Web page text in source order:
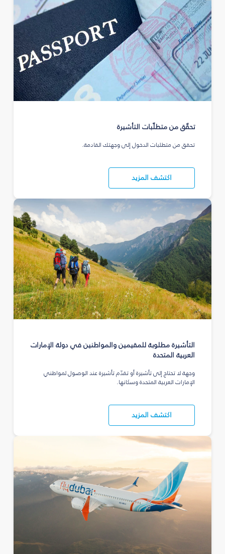
تحقّق من متطلّبات التأشيرة
تحقق من متطلبات الدخول إلى وجهتك القادمة.
اكتشف المزيد
التأشيرة مطلوبة للمقيمين والمواطنين في دولة الإمارات
العربية المتحدة
وجهة لا تحتاج إلى تأشيرة أو تقدّم تأشيرة عند الوصول لمواطني
الإمارات العربية المتحدة وسكانها.
اكتشف المزيد